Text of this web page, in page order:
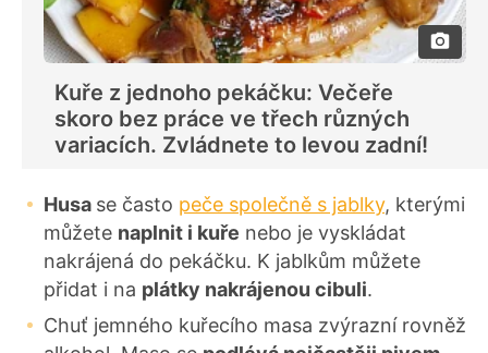
Kuře z jednoho pekáčku: Večeře
skoro bez práce ve třech různých
variacích. Zvládnete to levou zadní!
Husa se často peče společně s jablky, kterými
můžete naplnit i kuře nebo je vyskládat
nakrájená do pekáčku. K jablkům můžete
přidat i na plátky nakrájenou cibuli.
Chuť jemného kuřecího masa zvýrazní rovněž